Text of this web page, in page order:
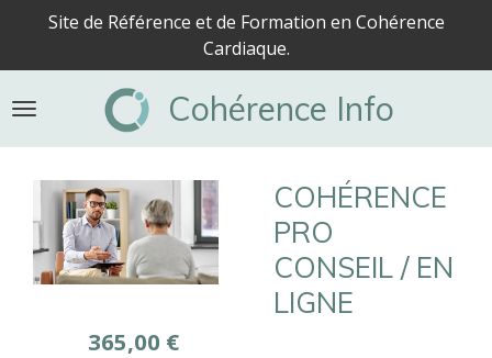
Passer
contenu
principal
Cohérence Info
Site de Référence et de Formation en Cohérence
Cardiaque.
COHÉRENCE
PRO
CONSEIL / EN
LIGNE
365,00 €